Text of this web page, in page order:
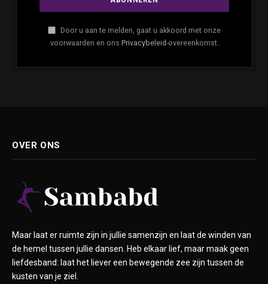
Door u aan te melden, gaat u akkoord met onze
voorwaarden en ons Privacybeleid-overeenkomst.
OVER ONS
Maar laat er ruimte zijn in jullie samenzijn en laat de winden van
de hemel tussen jullie dansen. Heb elkaar lief, maar maak geen
liefdesband: laat het liever een bewegende zee zijn tussen de
kusten van je ziel.